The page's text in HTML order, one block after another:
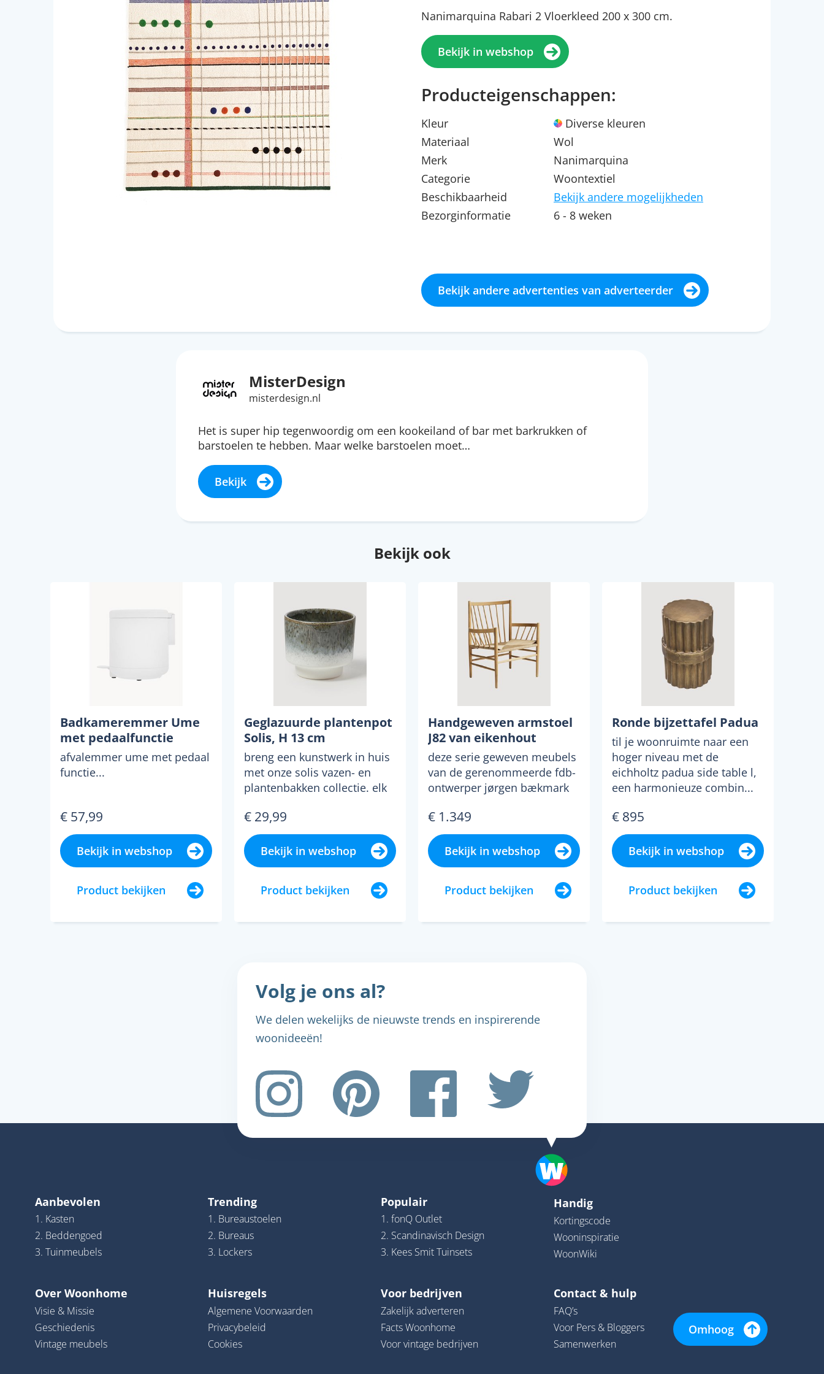
Menu sluiten
Menu sluiten
Menu sluiten
Menu sluiten
Menu sluiten
Nanimarquina Rabari 2 Vloerkleed 200 x 300 cm.
Bekijk in webshop
Producteigenschappen:
Kleur
Diverse kleuren
Materiaal
Wol
Merk
Nanimarquina
Categorie
Woontextiel
Beschikbaarheid
Bekijk andere mogelijkheden
Bezorginformatie
6 - 8 weken
Bekijk andere advertenties van adverteerder
MisterDesign
misterdesign.nl
Het is super hip tegenwoordig om een kookeiland of bar met barkrukken of
barstoelen te hebben. Maar welke barstoelen moet…
Bekijk
Bekijk ook
Badkameremmer Ume
met pedaalfunctie
afvalemmer ume met pedaal
functie...
€ 57,99
Bekijk in webshop
Product bekijken
Geglazuurde plantenpot
Solis, H 13 cm
breng een kunstwerk in huis
met onze solis vazen- en
plantenbakken collectie. elk
€ 29,99
Bekijk in webshop
Product bekijken
Handgeweven armstoel
J82 van eikenhout
deze serie geweven meubels
van de gerenommeerde fdb-
ontwerper jørgen bækmark
€ 1.349
Bekijk in webshop
Product bekijken
Ronde bijzettafel Padua
til je woonruimte naar een
hoger niveau met de
eichholtz padua side table l,
een harmonieuze combin...
€ 895
Bekijk in webshop
Product bekijken
Volg je ons al?
We delen wekelijks de nieuwste trends en inspirerende
woonideeën!
Aanbevolen
1. Kasten
2. Beddengoed
3. Tuinmeubels
Trending
1. Bureaustoelen
2. Bureaus
3. Lockers
Populair
1. fonQ Outlet
2. Scandinavisch Design
3. Kees Smit Tuinsets
Handig
Kortingscode
Wooninspiratie
WoonWiki
Over Woonhome
Visie & Missie
Geschiedenis
Vintage meubels
Huisregels
Algemene Voorwaarden
Privacybeleid
Cookies
Voor bedrijven
Zakelijk adverteren
Facts Woonhome
Voor vintage bedrijven
Contact & hulp
FAQ’s
Voor Pers & Bloggers
Samenwerken
Omhoog